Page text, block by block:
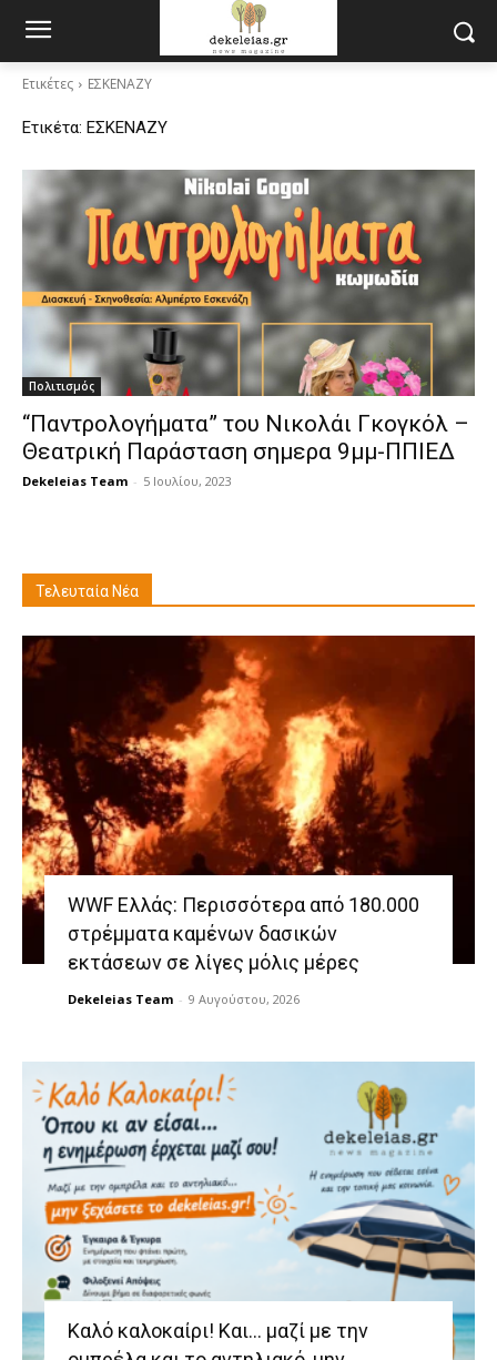
Ετικέτες ΕΣΚΕΝΑΖΥ
Ετικέτα: ΕΣΚΕΝΑΖΥ
Πολιτισμός
“Παντρολογήματα” του Νικολάι Γκογκόλ –
Θεατρική Παράσταση σημερα 9μμ-ΠΠΙΕΔ
Dekeleias Team - 5 Ιουλίου, 2023
Τελευταία Νέα
WWF Ελλάς: Περισσότερα από 180.000
στρέμματα καμένων δασικών
εκτάσεων σε λίγες μόλις μέρες
Dekeleias Team - 9 Αυγούστου, 2026
Καλό καλοκαίρι! Και… μαζί με την